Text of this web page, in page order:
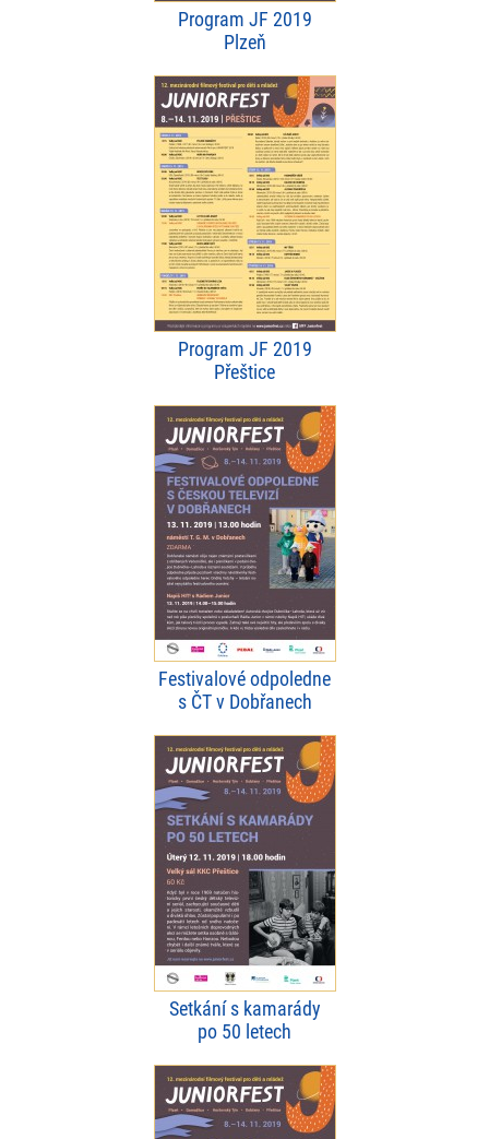
Program JF 2019
Plzeň
Program JF 2019
Přeštice
Festivalové odpoledne
s ČT v Dobřanech
Setkání s kamarády
po 50 letech